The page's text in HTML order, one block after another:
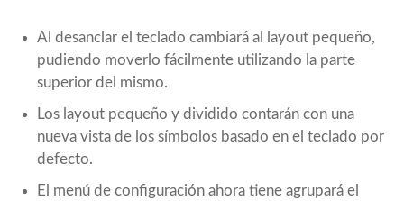
Al desanclar el teclado cambiará al layout pequeño,
pudiendo moverlo fácilmente utilizando la parte
superior del mismo.
Los layout pequeño y dividido contarán con una
nueva vista de los símbolos basado en el teclado por
defecto.
El menú de configuración ahora tiene agrupará el